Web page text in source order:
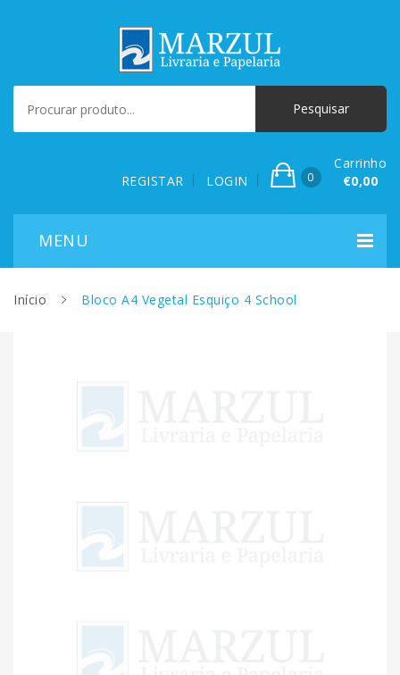
REGISTAR LOGIN 0
Carrinho
€0,00
Início Bloco A4 Vegetal Esquiço 4 School